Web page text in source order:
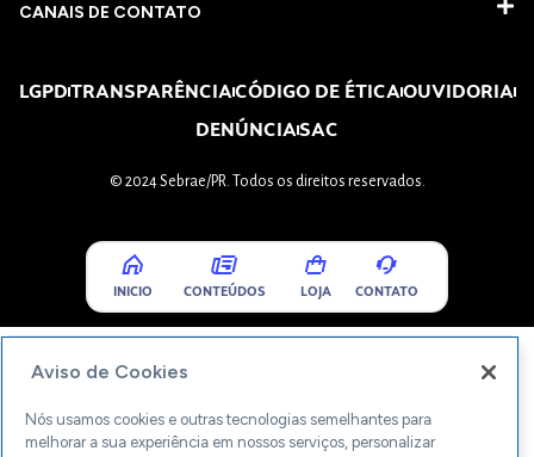
CANAIS DE CONTATO
LGPDTRANSPARÊNCIACÓDIGO DE ÉTICAOUVIDORIA
DENÚNCIASAC
© 2024 Sebrae/PR. Todos os direitos reservados.
INICIO CONTEÚDOS LOJA CONTATO
Aviso de Cookies
Nós usamos cookies e outras tecnologias semelhantes para
melhorar a sua experiência em nossos serviços, personalizar